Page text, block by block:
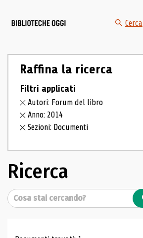
Cerca
Raffina la ricerca
Filtri applicati
Autori: Forum del libro
Anno: 2014
Sezioni: Documenti
Ricerca
Cerca